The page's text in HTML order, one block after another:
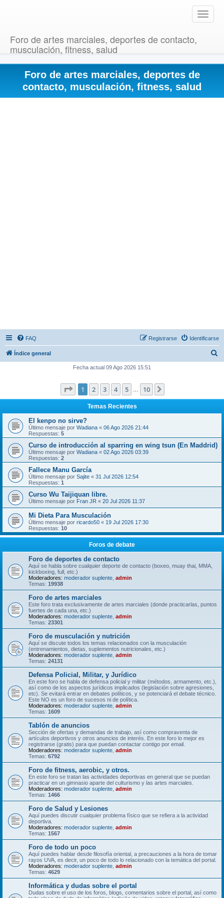
T
o
e
v
Foro de artes marciales, deportes de contacto,
musculación, fitness, salud
Foro de artes marciales, deportes de
contacto, musculación, fitness, salud
FAQ Identificarse
Registrarse
Índice general
a
r
Fecha actual 09 Ago 2026 15:51
Página de 10
1 2 3 4 5 10
Temas Recientes
El kenpo no sirve?
Último mensaje por Wadiana « 06 Ago 2026 21:44
Respuestas: 5
Curso de introducción al sparring en wing tsun (En Maddrid)
Último mensaje por Wadiana « 02 Ago 2026 03:39
Respuestas: 2
Fallece Manu García
Último mensaje por Sajite « 31 Jul 2026 12:54
Respuestas: 1
Curso Wu Taijiquan libre.
Último mensaje por Fran JR « 20 Jul 2026 11:37
Mi Dieta Para Musculación
Último mensaje por ricardo50 « 19 Jul 2026 17:30
Respuestas: 10
Foros de debate
Foro de deportes de contacto
Aquí se habla sobre cualquier deporte de contacto (boxeo, muay thai, MMA,
kickboxing, full, etc.)
Moderadores: moderador suplente admin
Temas: 19938
Foro de artes marciales
Este foro trata exclusivamente de artes marciales (donde practicarlas, puntos
fuertes de cada una, etc.)
Moderadores: moderador suplente admin
Temas: 23301
Foro de musculación y nutrición
Aquí se discute todos los temas relacionados con la musculación
(entrenamientos, dietas, suplementos nutricionales, etc.)
Moderadores: moderador suplente admin
Temas: 24131
Defensa Policial, Militar, y Jurídico
En este foro se habla de defensa policial y militar (métodos, armamento, etc.),
así como de los aspectos jurídicos implicados (legislación sobre agresiones,
etc). Se evitará entrar en debates políticos, y se potenciará el debate técnico.
Este NO es un foro de sucesos ni de política.
Moderadores: moderador suplente admin
Temas: 1609
Tablón de anuncios
Sección de ofertas y demandas de trabajo, así como compraventa de
artículos deportivos y otros anuncios de interés. En este foro lo mejor es
registrarse (gratis) para que puedan contactar contigo por email.
Moderadores: moderador suplente admin
Temas: 6792
Foro de fitness, aerobic, y otros.
En este foro se tratan las actividades deportivas en general que se puedan
practicar en un gimnasio aparte del culturismo y las artes marciales.
Moderadores: moderador suplente admin
Temas: 1466
Foro de Salud y Lesiones
Aquí puedes discutir cualquier problema físico que se refiera a la actividad
deportiva.
Moderadores: moderador suplente admin
Temas: 1567
Foro de todo un poco
Aquí puedes hablar desde filosofía oriental, a precauciones a la hora de tomar
rayos UVA, es decir, un poco de todo lo relacionado con la temática del portal.
Moderadores: moderador suplente admin
Temas: 4629
Informática y dudas sobre el portal
Dudas sobre el uso de los foros, blogs, comentarios sobre el portal, así como